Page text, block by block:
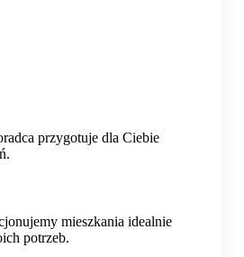
przygotuje dla Ciebie
mieszkania idealnie
potrzeb.